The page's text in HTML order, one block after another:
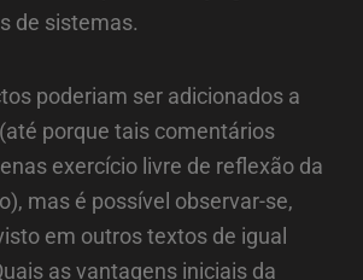
de sistemas.
poderiam ser adicionados a
porque tais comentários
exercício livre de reflexão da
mas é possível observar-se,
em outros textos de igual
as vantagens iniciais da